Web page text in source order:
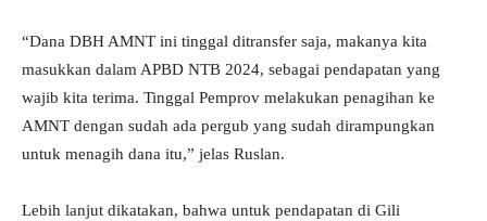
“Dana DBH AMNT ini tinggal ditransfer saja, makanya kita
masukkan dalam APBD NTB 2024, sebagai pendapatan yang
wajib kita terima. Tinggal Pemprov melakukan penagihan ke
AMNT dengan sudah ada pergub yang sudah dirampungkan
untuk menagih dana itu,” jelas Ruslan.
Lebih lanjut dikatakan, bahwa untuk pendapatan di Gili